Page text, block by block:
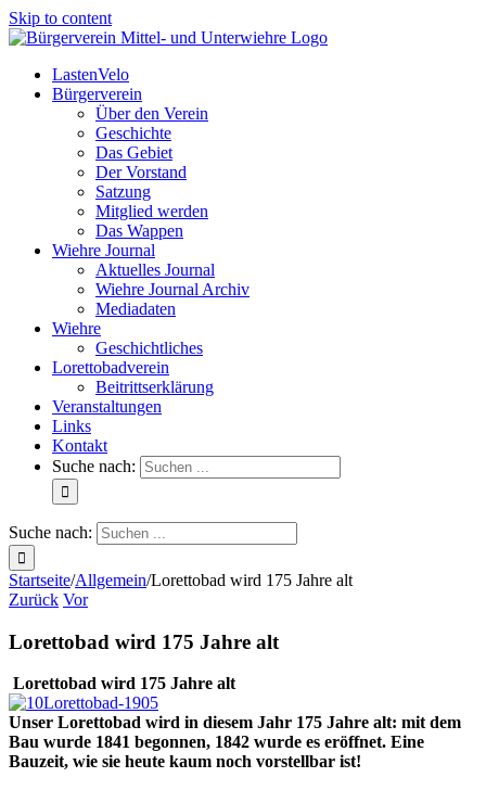
Skip to content
LastenVelo
Bürgerverein
Über den Verein
Geschichte
Das Gebiet
Der Vorstand
Satzung
Mitglied werden
Das Wappen
Wiehre Journal
Aktuelles Journal
Wiehre Journal Archiv
Mediadaten
Wiehre
Geschichtliches
Lorettobadverein
Beitrittserklärung
Veranstaltungen
Links
Kontakt
Suche nach:
Suche nach:
Startseite/Allgemein/Lorettobad wird 175 Jahre alt
Zurück Vor
Lorettobad wird 175 Jahre alt
Lorettobad wird 175 Jahre alt
Unser Lorettobad wird in diesem Jahr 175 Jahre alt: mit dem
Bau wurde 1841 begonnen, 1842 wurde es eröffnet. Eine
Bauzeit, wie sie heute kaum noch vorstellbar ist!